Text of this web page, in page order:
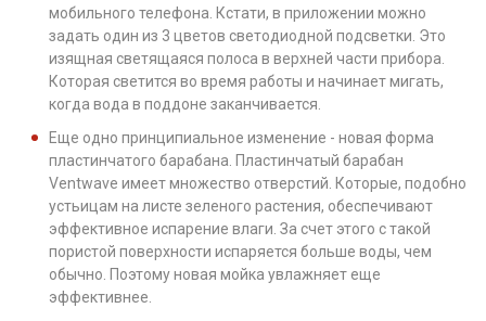
мобильного телефона. Кстати, в приложении можно
задать один из 3 цветов светодиодной подсветки. Это
изящная светящаяся полоса в верхней части прибора.
Которая светится во время работы и начинает мигать,
когда вода в поддоне заканчивается.
Еще одно принципиальное изменение - новая форма
пластинчатого барабана. Пластинчатый барабан
Ventwave имеет множество отверстий. Которые, подобно
устьицам на листе зеленого растения, обеспечивают
эффективное испарение влаги. За счет этого с такой
пористой поверхности испаряется больше воды, чем
обычно. Поэтому новая мойка увлажняет еще
эффективнее.